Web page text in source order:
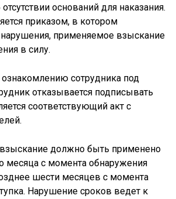
оснований для наказания.
приказом, в котором
нарушения, применяемое взыскание
в силу.
сотрудника под
отказывается подписывать
соответствующий акт с
должно быть применено
месяца с момента обнаружения
шести месяцев с момента
Нарушение сроков ведет к